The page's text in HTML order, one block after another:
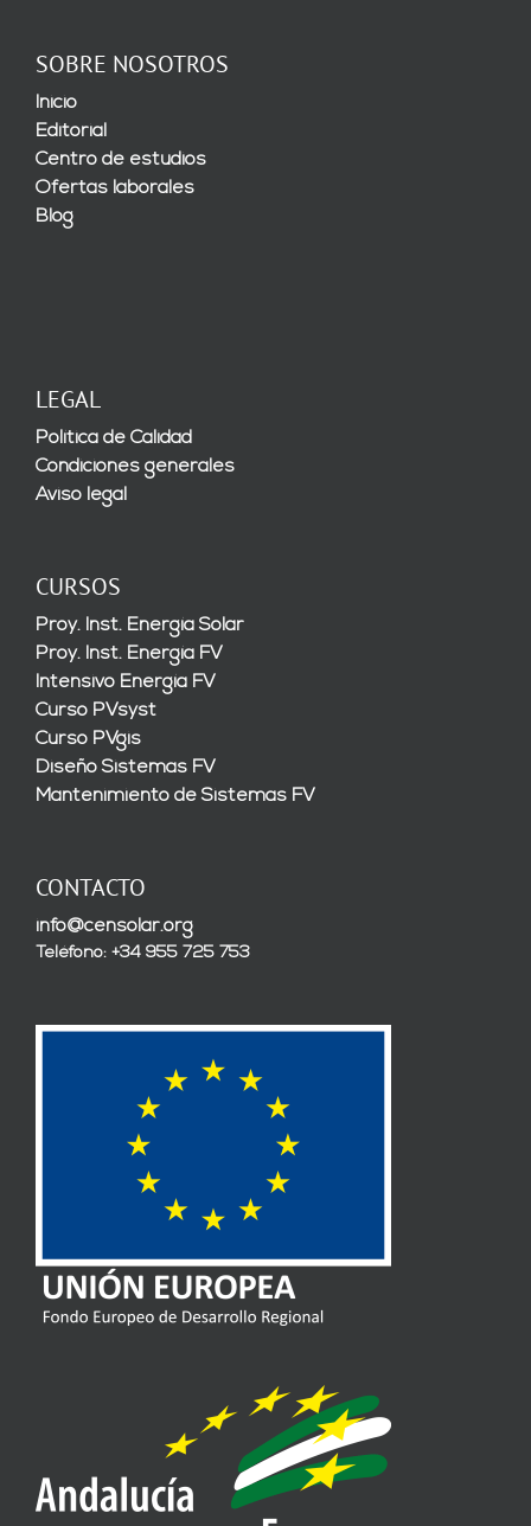
SOBRE NOSOTROS
Inicio
Editorial
Centro de estudios
Ofertas laborales
Blog
LEGAL
Política de Calidad
Condiciones generales
Aviso legal
CURSOS
Proy. Inst. Energía Solar
Proy. Inst. Energía FV
Intensivo Energía FV
Curso PVsyst
Curso PVgis
Diseño Sistemas FV
Mantenimiento de Sistemas FV
CONTACTO
info@censolar.org
Teléfono: +34 955 725 753